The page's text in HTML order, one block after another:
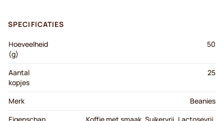
SPECIFICATIES
Hoeveelheid
(g)
50
Aantal
kopjes
25
Merk
Beanies